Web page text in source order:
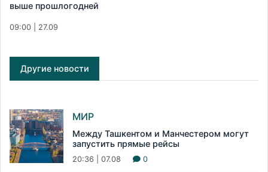
выше прошлогодней
09:00 | 27.09
Другие новости
МИР
Между Ташкентом и Манчестером могут
запустить прямые рейсы
20:36 | 07.08 0